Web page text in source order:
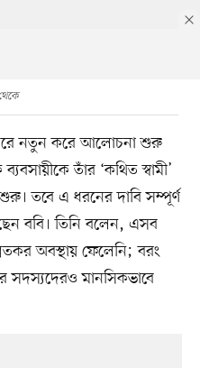
ঘিরে নতুন করে আলোচনা শুরু
তাঁর ‘কথিত স্বামী’
তবে এ ধরনের দাবি সম্পূর্ণ
ববি। তিনি বলেন, এসব
অবস্থায় ফেলেনি; বরং
সদস্যদেরও মানসিকভাবে